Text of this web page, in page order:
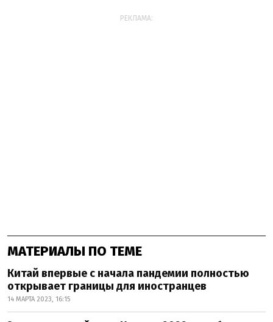
РЕКЛАМА:
МАТЕРИАЛЫ ПО ТЕМЕ
Китай впервые с начала пандемии полностью
открывает границы для иностранцев
14 МАРТА 2023, 16:15